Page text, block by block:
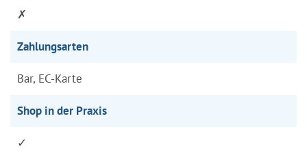
✗
Zahlungsarten
Bar, EC-Karte
Shop in der Praxis
✓